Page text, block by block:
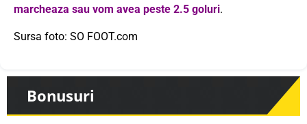
marcheaza sau vom avea peste 2.5 goluri.
Sursa foto: SO FOOT.com
Bonusuri